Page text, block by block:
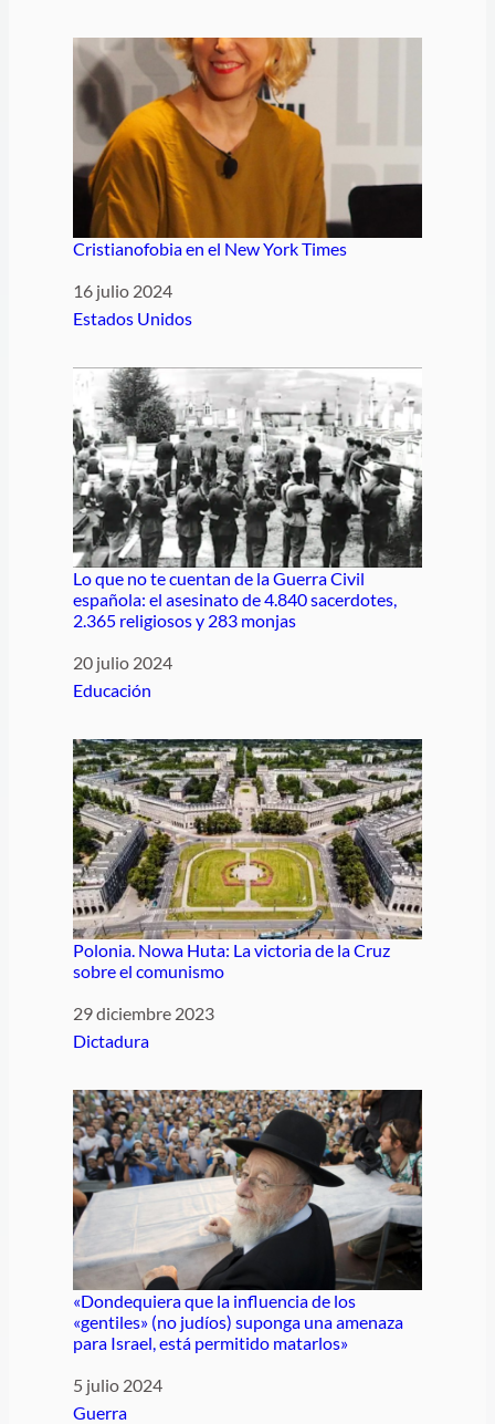
Cristianofobia en el New York Times
Fecha
16 julio 2024
Respecto a
Estados Unidos
Lo que no te cuentan de la Guerra Civil
española: el asesinato de 4.840 sacerdotes,
2.365 religiosos y 283 monjas
Fecha
20 julio 2024
Respecto a
Educación
Polonia. Nowa Huta: La victoria de la Cruz
sobre el comunismo
Fecha
29 diciembre 2023
Respecto a
Dictadura
«Dondequiera que la influencia de los
«gentiles» (no judíos) suponga una amenaza
para Israel, está permitido matarlos»
Fecha
5 julio 2024
Respecto a
Guerra